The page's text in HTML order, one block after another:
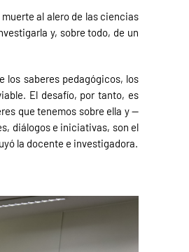
al alero de las ciencias
y, sobre todo, de un
los saberes pedagógicos, los
El desafío, por tanto, es
que tenemos sobre ella y —
diálogos e iniciativas, son el
la docente e investigadora.